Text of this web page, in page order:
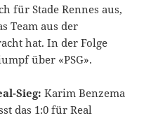
für Stade Rennes aus,
Team aus der
hat. In der Folge
über «PSG».
Sieg:Karim Benzema
das 1:0 für Real